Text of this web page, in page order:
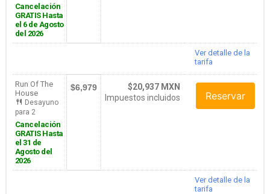
Cancelación
GRATIS Hasta
el 6 de Agosto
del 2026
Ver detalle de la
tarifa
Run Of The
House
Desayuno
para 2
Cancelación
GRATIS Hasta
el 31 de
Agosto del
2026
$6,979
$20,937 MXN
Impuestos incluidos
Reservar
Ver detalle de la
tarifa